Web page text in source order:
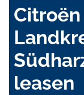
leasen